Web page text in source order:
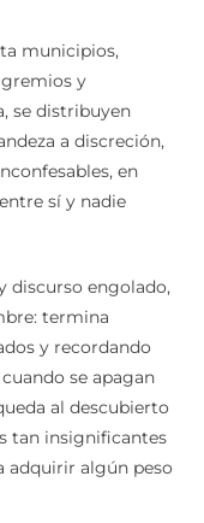
municipios,
y
se distribuyen
a discreción,
en
sí y nadie
discurso engolado,
termina
y recordando
se apagan
al descubierto
tan insignificantes
adquirir algún peso